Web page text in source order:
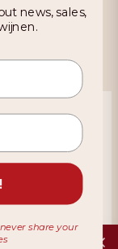
on KiyOh
12 months
news, sales,
share your